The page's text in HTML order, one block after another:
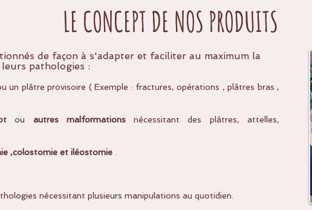
LE CONCEPT DE NOS PRODUITS
de façon à s'adapter et faciliter au maximum la
pathologies :
un plâtre provisoire ( Exemple : fractures, opérations , plâtres bras ,
ou autres malformationsnécessitant des plâtres, attelles,
,colostomie et iléostomie .
nécessitant plusieurs manipulations au quotidien.